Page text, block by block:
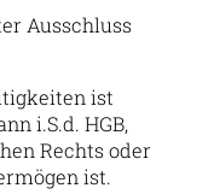
Ausschluss
ist
i.S.d. HGB,
Rechts oder
ist.